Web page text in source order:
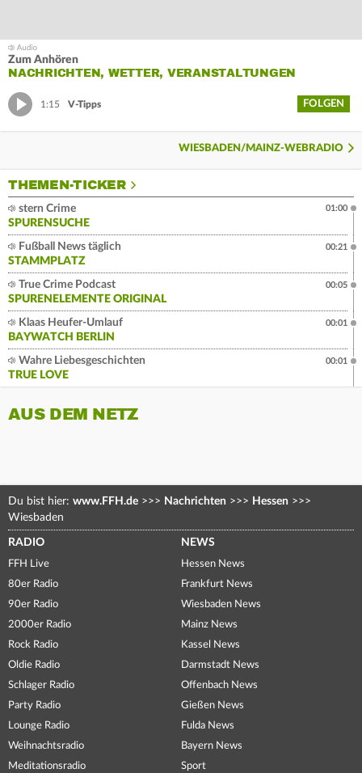
Zum Anhören
NACHRICHTEN, WETTER, VERANSTALTUNGEN
1:15 V-Tipps FOLGEN
WIESBADEN/MAINZ-WEBRADIO
THEMEN-TICKER
stern Crime
SPURENSUCHE
01:00
Fußball News täglich
STAMMPLATZ
00:21
True Crime Podcast
SPURENELEMENTE ORIGINAL
00:05
Klaas Heufer-Umlauf
BAYWATCH BERLIN
00:01
Wahre Liebesgeschichten
TRUE LOVE
00:01
AUS DEM NETZ
Du bist hier: www.FFH.de >>> Nachrichten >>> Hessen >>>
Wiesbaden
RADIO
FFH Live
80er Radio
90er Radio
2000er Radio
Rock Radio
Oldie Radio
Schlager Radio
Party Radio
Lounge Radio
Weihnachtsradio
Meditationsradio
NEWS
Hessen News
Frankfurt News
Wiesbaden News
Mainz News
Kassel News
Darmstadt News
Offenbach News
Gießen News
Fulda News
Bayern News
Sport